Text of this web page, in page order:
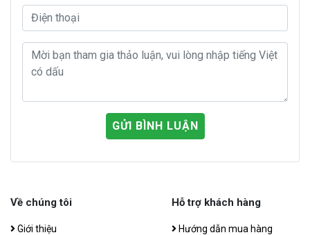
GỬI BÌNH LUẬN
Về chúng tôi
Giới thiệu
Hỗ trợ khách hàng
Hướng dẫn mua hàng